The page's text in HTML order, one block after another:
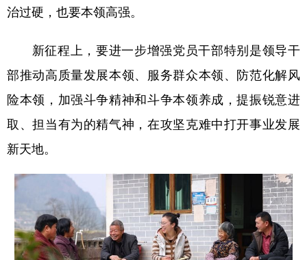
治过硬，也要本领高强。
新征程上，要进一步增强党员干部特别是领导干
部推动高质量发展本领、服务群众本领、防范化解风
险本领，加强斗争精神和斗争本领养成，提振锐意进
取、担当有为的精气神，在攻坚克难中打开事业发展
新天地。